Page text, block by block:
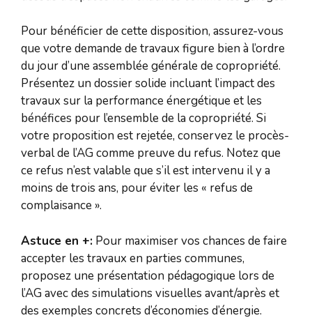
Pour bénéficier de cette disposition, assurez-vous
que votre demande de travaux figure bien à l’ordre
du jour d’une assemblée générale de copropriété.
Présentez un dossier solide incluant l’impact des
travaux sur la performance énergétique et les
bénéfices pour l’ensemble de la copropriété. Si
votre proposition est rejetée, conservez le procès-
verbal de l’AG comme preuve du refus. Notez que
ce refus n’est valable que s’il est intervenu il y a
moins de trois ans, pour éviter les « refus de
complaisance ».
Astuce en +: Pour maximiser vos chances de faire
accepter les travaux en parties communes,
proposez une présentation pédagogique lors de
l’AG avec des simulations visuelles avant/après et
des exemples concrets d’économies d’énergie.